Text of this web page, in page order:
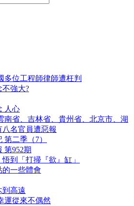
多位工程師律師遭枉判
強大?
人心
南省、吉林省、貴州省、北京市、湖
名官員遭惡報
第二季（7）
第952期
到「打掃『欲』缸」
一些體會
到高遠
運從來不偶然